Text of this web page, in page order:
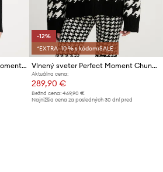
Sveter z merino vlny Perfect Moment Cable
-12%
*EXTRA -10 % s kódom:SALE
Vlnený sveter Perfect Moment Chunky
Aktuálna cena:
289,90 €
Bežná cena:469,90 €
Najnižšia cena za posledných 30 dní pred